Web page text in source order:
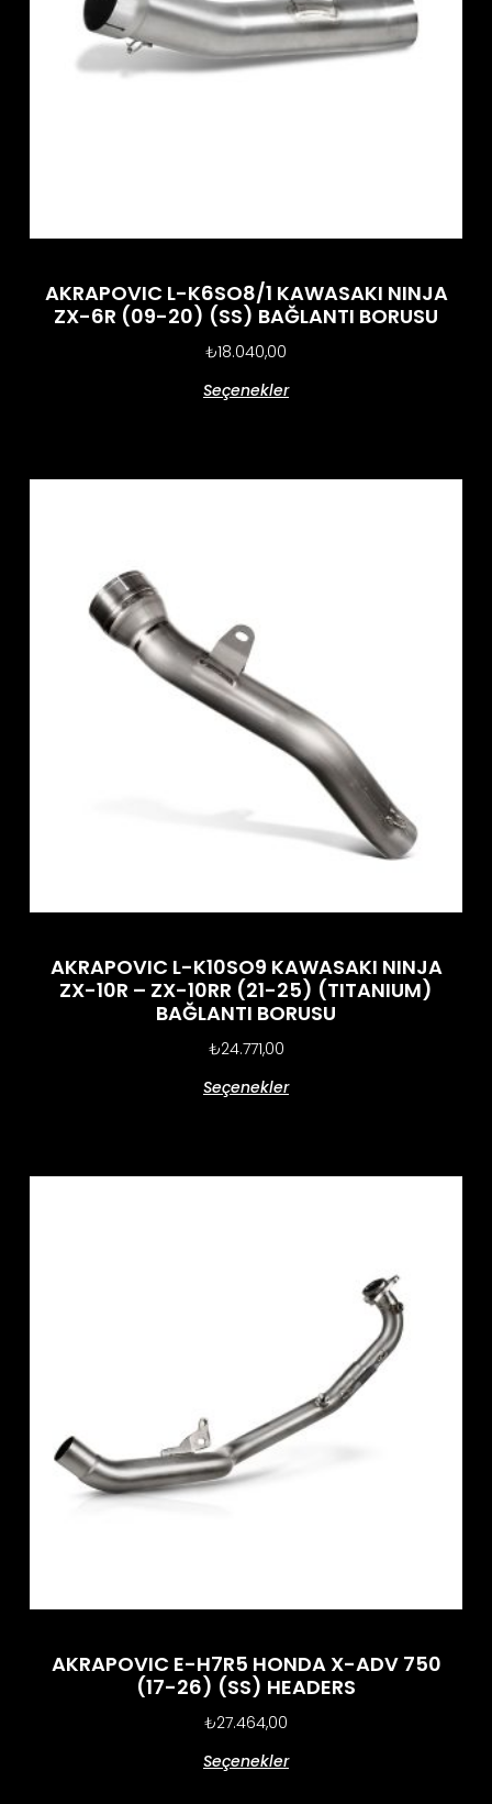
AKRAPOVIC L-K6SO8/1 KAWASAKI NINJA
ZX-6R (09-20) (SS) BAĞLANTI BORUSU
₺18.040,00
Seçenekler
AKRAPOVIC L-K10SO9 KAWASAKI NINJA
ZX-10R – ZX-10RR (21-25) (TITANIUM)
BAĞLANTI BORUSU
₺24.771,00
Seçenekler
AKRAPOVIC E-H7R5 HONDA X-ADV 750
(17-26) (SS) HEADERS
₺27.464,00
Seçenekler